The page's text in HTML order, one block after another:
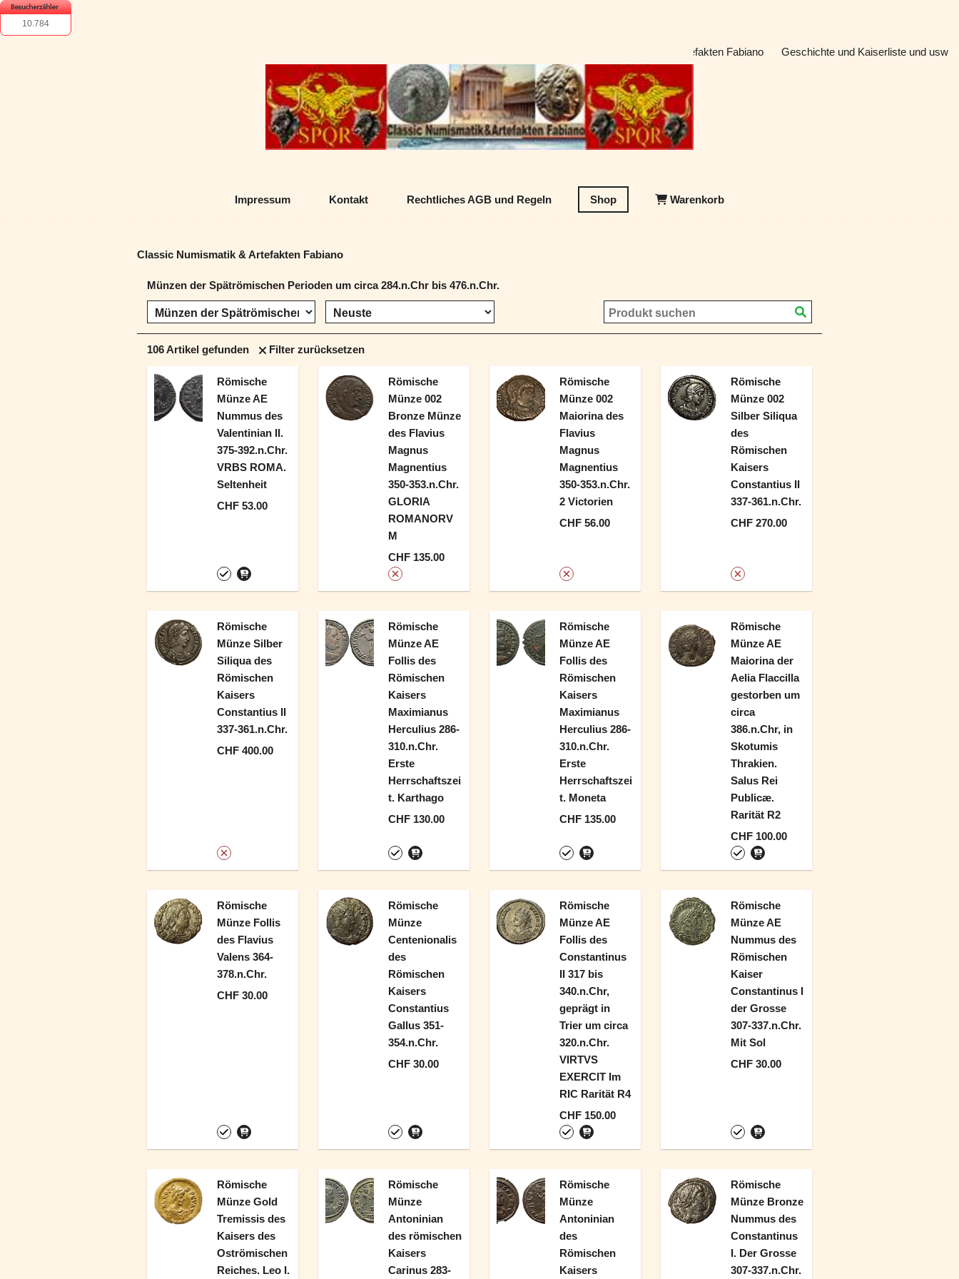
10.784
Classic Numismatik & Artefakten Fabiano Geschichte und Kaiserliste und usw
Impressum Kontakt Rechtliches AGB und Regeln Shop Warenkorb
Classic Numismatik & Artefakten Fabiano
Münzen der Spätrömischen Perioden um circa 284.n.Chr bis 476.n.Chr.
106Artikel gefunden Filter zurücksetzen
Römische
Münze AE
Nummus des
Valentinian II.
375-392.n.Chr.
VRBS ROMA.
Seltenheit
CHF 53.00
Römische
Münze 002
Bronze Münze
des Flavius
Magnus
Magnentius
350-353.n.Chr.
GLORIA
ROMANORV
M
CHF 135.00
Römische
Münze 002
Maiorina des
Flavius
Magnus
Magnentius
350-353.n.Chr.
2 Victorien
CHF 56.00
Römische
Münze 002
Silber Siliqua
des
Römischen
Kaisers
Constantius II
337-361.n.Chr.
CHF 270.00
Römische
Münze Silber
Siliqua des
Römischen
Kaisers
Constantius II
337-361.n.Chr.
CHF 400.00
Römische
Münze AE
Follis des
Römischen
Kaisers
Maximianus
Herculius 286-
310.n.Chr.
Erste
Herrschaftszei
t. Karthago
CHF 130.00
Römische
Münze AE
Follis des
Römischen
Kaisers
Maximianus
Herculius 286-
310.n.Chr.
Erste
Herrschaftszei
t. Moneta
CHF 135.00
Römische
Münze AE
Maiorina der
Aelia Flaccilla
gestorben um
circa
386.n.Chr, in
Skotumis
Thrakien.
Salus Rei
Publicæ.
Rarität R2
CHF 100.00
Römische
Münze Follis
des Flavius
Valens 364-
378.n.Chr.
CHF 30.00
Römische
Münze
Centenionalis
des
Römischen
Kaisers
Constantius
Gallus 351-
354.n.Chr.
CHF 30.00
Römische
Münze AE
Follis des
Constantinus
II 317 bis
340.n.Chr,
geprägt in
Trier um circa
320.n.Chr.
VIRTVS
EXERCIT Im
RIC Rarität R4
CHF 150.00
Römische
Münze AE
Nummus des
Römischen
Kaiser
Constantinus I
der Grosse
307-337.n.Chr.
Mit Sol
CHF 30.00
Römische
Münze Gold
Tremissis des
Kaisers des
Oströmischen
Reiches. Leo I.
Römische
Münze
Antoninian
des römischen
Kaisers
Carinus 283-
Römische
Münze
Antoninian
des
Römischen
Kaisers
Römische
Münze Bronze
Nummus des
Constantinus
I. Der Grosse
307-337.n.Chr.